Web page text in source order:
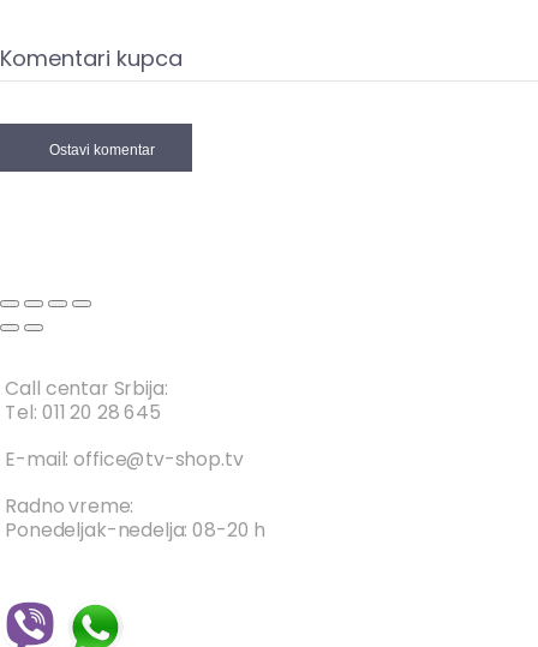
Komentari kupca
Ostavi komentar
Call centar Srbija:
Tel: 011 20 28 645
E-mail: office@tv-shop.tv
Radno vreme:
Ponedeljak-nedelja: 08-20 h